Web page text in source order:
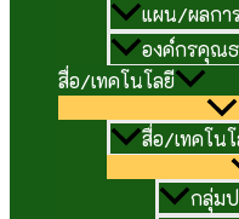
แผน/ผลกา
องค์กรคุณ
สื่อ/เทคโนโลยี
สื่อ/เทคโน
กลุ่มป